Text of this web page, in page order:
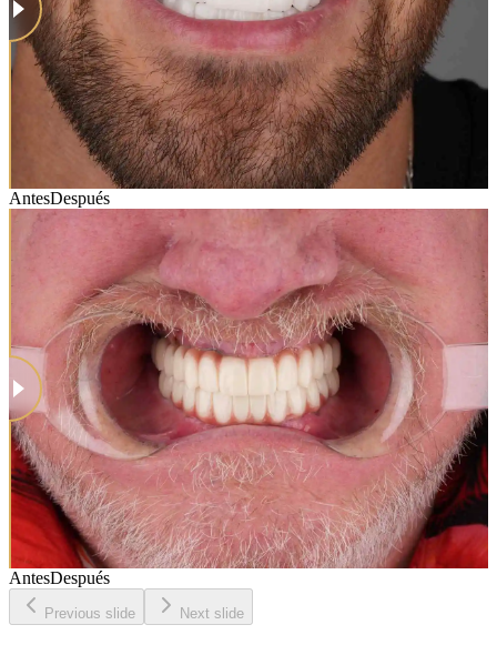
AntesDespués
AntesDespués
Previous slide Next slide